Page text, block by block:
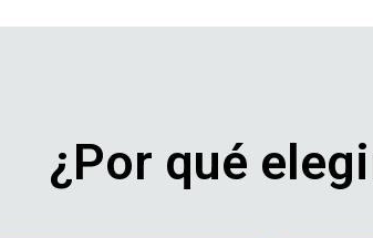
¿Por qué